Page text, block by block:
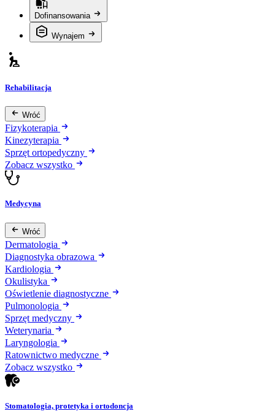
Dofinansowania
Wynajem
Rehabilitacja
Wróć
Fizykoterapia
Kinezyterapia
Sprzęt ortopedyczny
Zobacz wszystko
Medycyna
Wróć
Dermatologia
Diagnostyka obrazowa
Kardiologia
Okulistyka
Oświetlenie diagnostyczne
Pulmonologia
Sprzęt medyczny
Weterynaria
Laryngologia
Ratownictwo medyczne
Zobacz wszystko
Stomatologia, protetyka i ortodoncja